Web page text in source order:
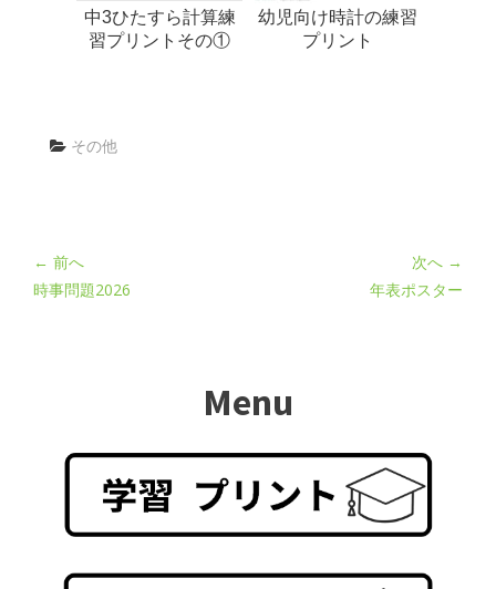
中3ひたすら計算練
習プリントその①
幼児向け時計の練習
プリント
その他
← 前へ
時事問題2026
次へ →
年表ポスター
Menu